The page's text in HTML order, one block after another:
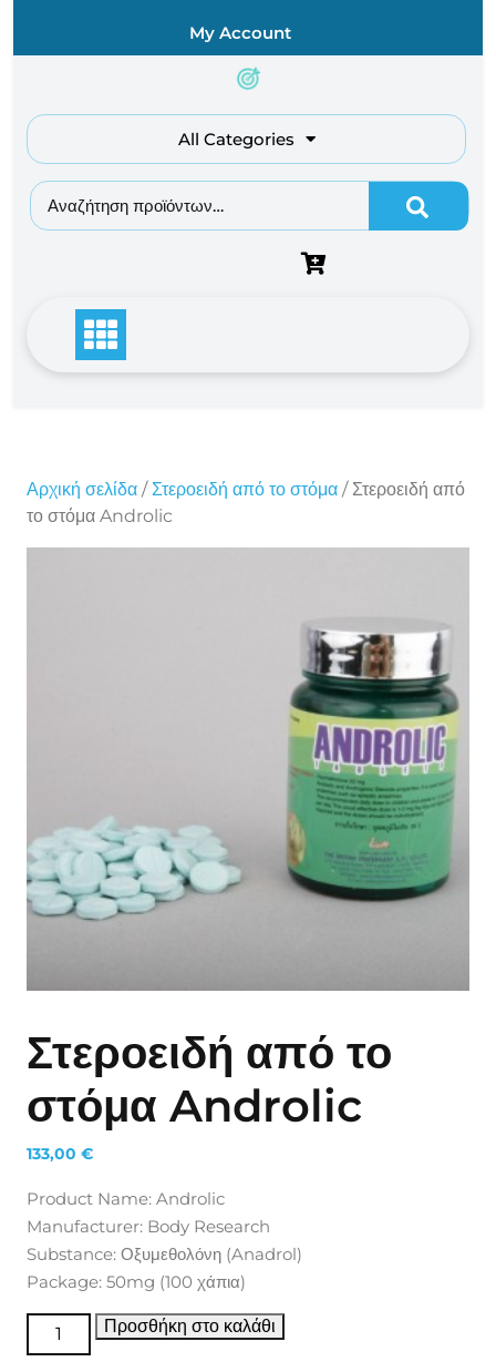
My Account
All Categories
Αναζήτηση για:
Αρχική σελίδα / Στεροειδή από το στόμα / Στεροειδή από
το στόμα Androlic
Στεροειδή από το
στόμα Androlic
133,00 €
Product Name: Androlic
Manufacturer: Body Research
Substance: Οξυμεθολόνη (Anadrol)
Package: 50mg (100 χάπια)
Στεροειδή από το στόμα Androlic ποσότητα
Προσθήκη στο καλάθι